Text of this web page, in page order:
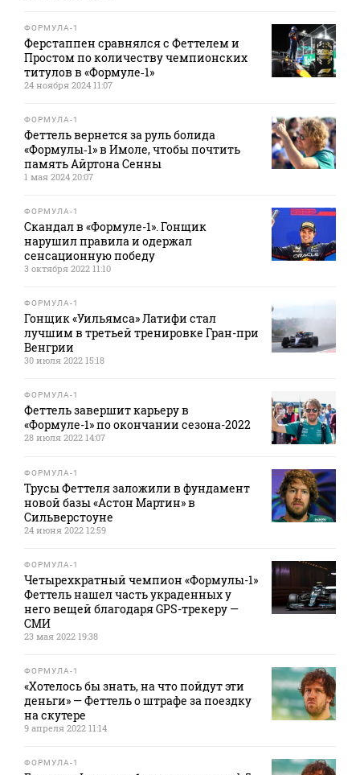
ФОРМУЛА-1
Ферстаппен сравнялся с Феттелем и
Простом по количеству чемпионских
титулов в «Формуле‑1»
24 ноября 2024 11:07
ФОРМУЛА-1
Феттель вернется за руль болида
«Формулы‑1» в Имоле, чтобы почтить
память Айртона Сенны
1 мая 2024 20:07
ФОРМУЛА-1
Скандал в «Формуле-1». Гонщик
нарушил правила и одержал
сенсационную победу
3 октября 2022 11:10
ФОРМУЛА-1
Гонщик «Уильямса» Латифи стал
лучшим в третьей тренировке Гран-при
Венгрии
30 июля 2022 15:18
ФОРМУЛА-1
Феттель завершит карьеру в
«Формуле-1» по окончании сезона-2022
28 июля 2022 14:07
ФОРМУЛА-1
Трусы Феттеля заложили в фундамент
новой базы «Астон Мартин» в
Сильверстоуне
24 июня 2022 12:59
ФОРМУЛА-1
Четырехкратный чемпион «Формулы-1»
Феттель нашел часть украденных у
него вещей благодаря GPS-трекеру —
СМИ
23 мая 2022 19:38
ФОРМУЛА-1
«Хотелось бы знать, на что пойдут эти
деньги» — Феттель о штрафе за поездку
на скутере
9 апреля 2022 11:14
ФОРМУЛА-1